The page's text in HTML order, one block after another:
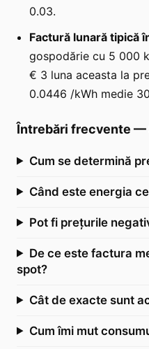
0.03.
Factură lunară tipică
gospodărie cu 5 000
€ 3 luna aceasta la
0.0446 /kWh medie
Întrebări frecvente —
Cum se determină
Când este energia
Pot fi prețurile
De ce este factura
spot?
Cât de exacte sunt
Cum îmi mut